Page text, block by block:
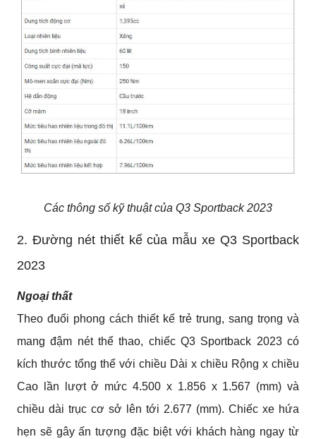
Các thông số kỹ thuật của Q3 Sportback 2023
2. Đường nét thiết kế của mẫu xe Q3 Sportback
2023
Ngoại thất
Theo đuổi phong cách thiết kế trẻ trung, sang trọng và
mang đậm nét thể thao, chiếc Q3 Sportback 2023 có
kích thước tổng thể với chiều Dài x chiều Rộng x chiều
Cao lần lượt ở mức 4.500 x 1.856 x 1.567 (mm) và
chiều dài trục cơ sở lên tới 2.677 (mm). Chiếc xe hứa
hẹn sẽ gây ấn tượng đặc biệt với khách hàng ngay từ